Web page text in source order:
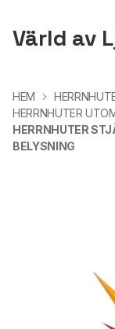
Värld av
HEM
HERRNHUTER
HERRNHUTER
BELYSNING